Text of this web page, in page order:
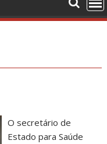
O secretário de
Estado para Saúde